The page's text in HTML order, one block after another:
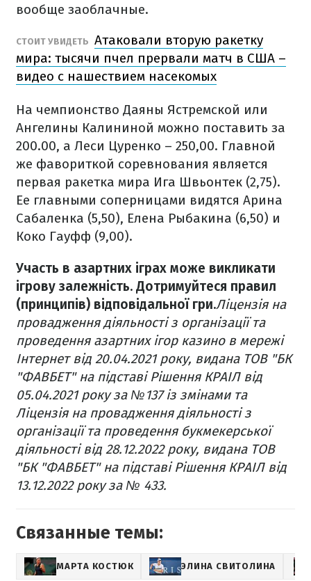
вообще заоблачные.
СТОИТ УВИДЕТЬ Атаковали вторую ракетку
мира: тысячи пчел прервали матч в США –
видео с нашествием насекомых
На чемпионство Даяны Ястремской или
Ангелины Калининой можно поставить за
200.00, а Леси Цуренко – 250,00. Главной
же фавориткой соревнования является
первая ракетка мира Ига Швьонтек (2,75).
Ее главными соперницами видятся Арина
Сабаленка (5,50), Елена Рыбакина (6,50) и
Коко Гауфф (9,00).
Участь в азартних іграх може викликати
ігрову залежність. Дотримуйтеся правил
(принципів) відповідальної гри.Ліцензія на
провадження діяльності з організації та
проведення азартних ігор казино в мережі
Інтернет від 20.04.2021 року, видана ТОВ "БК
"ФАВБЕТ" на підставі Рішення КРАІЛ від
05.04.2021 року за №137 із змінами та
Ліцензія на провадження діяльності з
організації та проведення букмекерської
діяльності від 28.12.2022 року, видана ТОВ
"БК "ФАВБЕТ" на підставі Рішення КРАІЛ від
13.12.2022 року за № 433.
Связанные темы:
МАРТА КОСТЮК ЭЛИНА СВИТОЛИНА